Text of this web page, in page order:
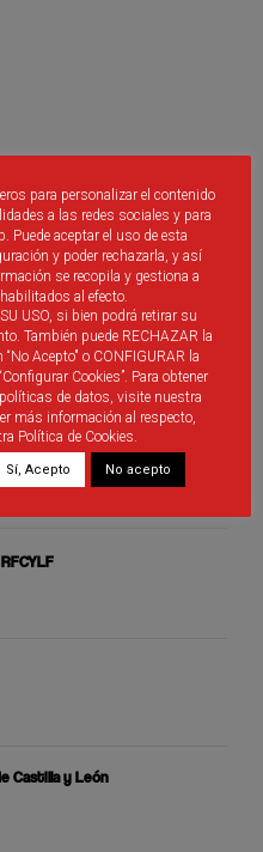
comentario.
Castilla y León
para personalizar el contenido
a las redes sociales y para
Puede aceptar el uso de esta
y poder rechazarla, y así
se recopila y gestiona a
al efecto.
USO, si bien podrá retirar su
También puede RECHAZAR la
Acepto" o CONFIGURAR la
Cookies”. Para obtener
de datos, visite nuestra
más información al respecto,
Política de Cookies.
Sí, Acepto No acepto